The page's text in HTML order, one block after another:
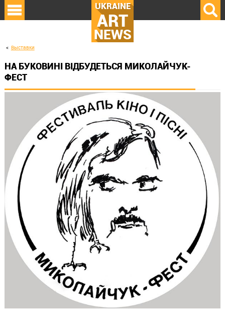
UKRAINE
ART
NEWS
Выставки
НА БУКОВИНІ ВІДБУДЕТЬСЯ МИКОЛАЙЧУК-
ФЕСТ